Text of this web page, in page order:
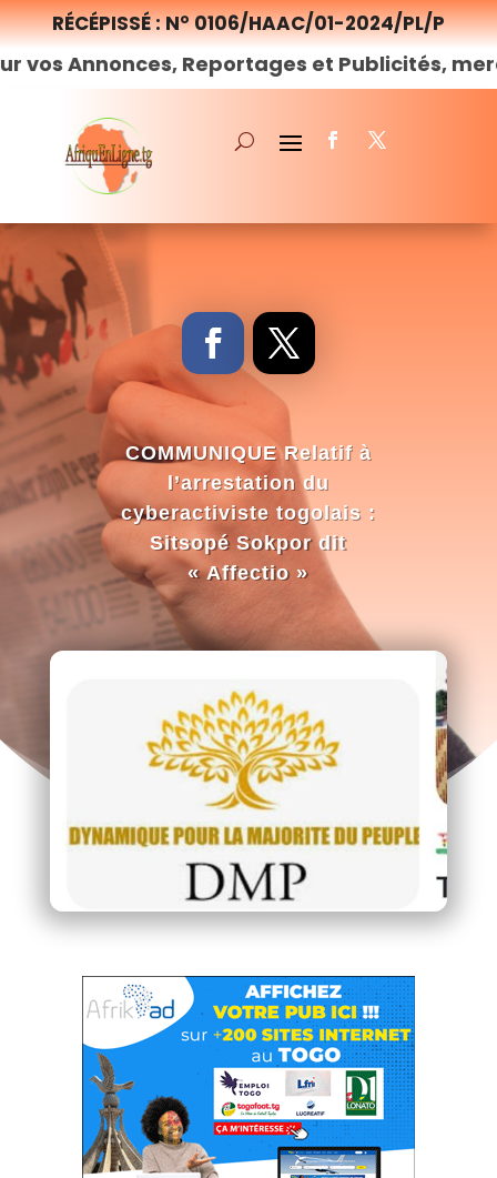
RÉCÉPISSÉ : N° 0106/HAAC/01-2024/PL/P
Reportages et Publicités, merci de
COMMUNIQUE Relatif à
l’arrestation du
cyberactiviste togolais :
Sitsopé Sokpor dit
« Affectio »